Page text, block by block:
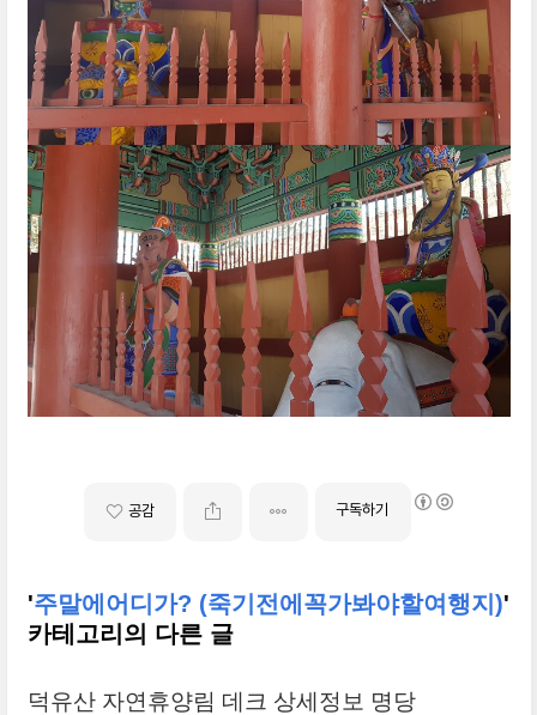
공감 구독하기
'주말에어디가? (죽기전에꼭가봐야할여행지)'
카테고리의 다른 글
덕유산 자연휴양림 데크 상세정보 명당